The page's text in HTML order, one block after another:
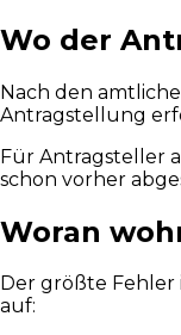
Wo der
Nach den
Antragstellung
Für Antragsteller
schon vorher
Woran
Der größte Fehler
auf: